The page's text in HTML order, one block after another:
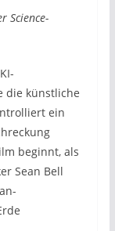
Science-
die künstliche
ein
beginnt, als
Sean Bell